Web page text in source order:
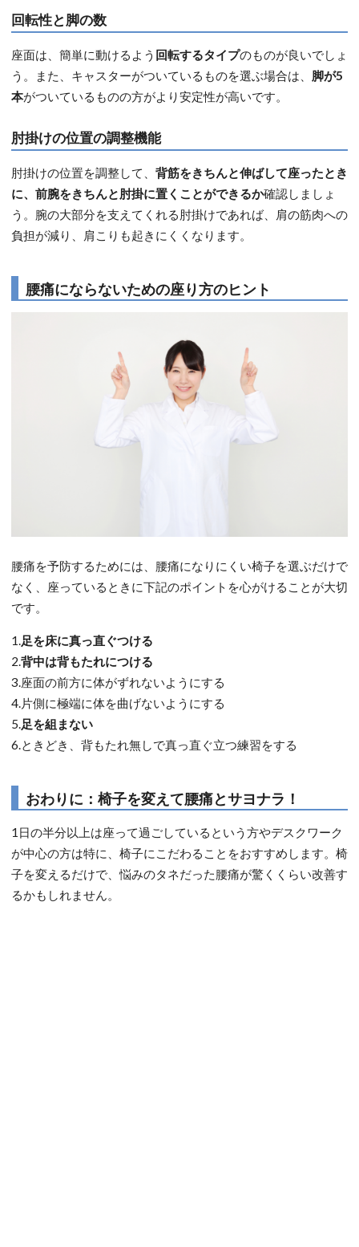
回転性と脚の数
座面は、簡単に動けるよう 回転するタイプのものが良いでしょ
う。また、キャスターがついているものを選ぶ場合は、 脚が5
本がついているものの方がより安定性が高いです。
肘掛けの位置の調整機能
肘掛けの位置を調整して、 背筋をきちんと伸ばして座ったとき
に、前腕をきちんと肘掛に置くことができるか確認しましょ
う。腕の大部分を支えてくれる肘掛けであれば、肩の筋肉への
負担が減り、肩こりも起きにくくなります。
腰痛にならないための座り方のヒント
腰痛を予防するためには、腰痛になりにくい椅子を選ぶだけで
なく、座っているときに下記のポイントを心がけることが大切
です。
1.足を床に真っ直ぐつける
2.背中は背もたれにつける
3.座面の前方に体がずれないようにする
4.片側に極端に体を曲げないようにする
5.足を組まない
6.ときどき、背もたれ無しで真っ直ぐ立つ練習をする
おわりに：椅子を変えて腰痛とサヨナラ！
1日の半分以上は座って過ごしているという方やデスクワーク
が中心の方は特に、椅子にこだわることをおすすめします。椅
子を変えるだけで、悩みのタネだった腰痛が驚くくらい改善す
るかもしれません。